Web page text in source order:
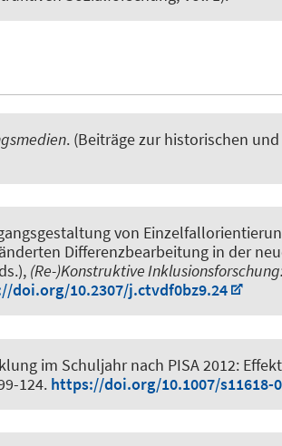
. (Beiträge zur historischen
von
Differenzbearbeitung in der
(Re-)Konstruktive
doi.org/10.2307/j.ctvdf0bz9.24
im Schuljahr nach PISA 2012:
124. https://doi.org/10.1007/s11618-